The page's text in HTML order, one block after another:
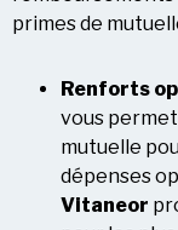
primes de
Renforts
vous
mutuelle
dépenses
Vitaneor